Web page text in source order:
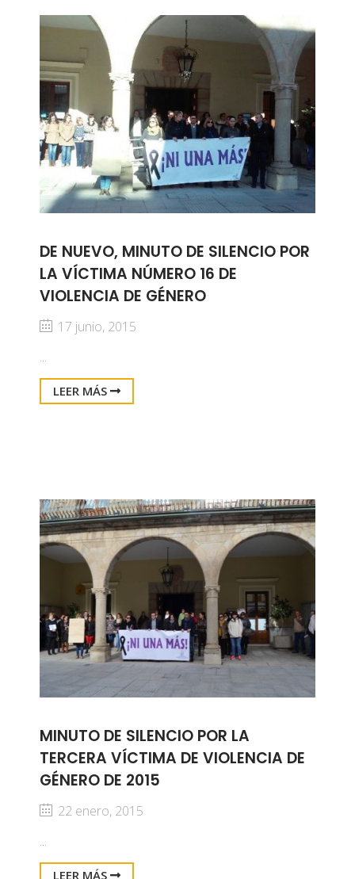
DE NUEVO, MINUTO DE SILENCIO POR
LA VÍCTIMA NÚMERO 16 DE
VIOLENCIA DE GÉNERO
17 junio, 2015
...
LEER MÁS
MINUTO DE SILENCIO POR LA
TERCERA VÍCTIMA DE VIOLENCIA DE
GÉNERO DE 2015
22 enero, 2015
...
LEER MÁS